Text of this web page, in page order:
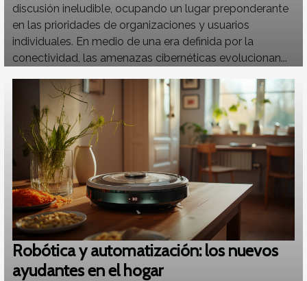
discusión ineludible, ocupando un lugar preponderante
en las prioridades de organizaciones y usuarios
individuales. En medio de una era definida por la
conectividad, las amenazas cibernéticas evolucionan...
Robótica y automatización: los nuevos
ayudantes en el hogar